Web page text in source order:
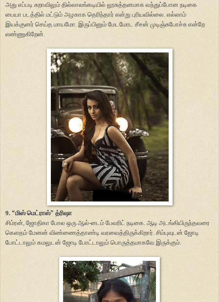
அது எப்படி சுறாவிலும் தில்லாலங்கடியில் லூசுத்தனமாக வந்துப்போன நடிகை
பையா படத்தில் மட்டும் அழகாக தெரிந்தார் என்று புரியவில்லை. எல்லாம்
இயக்குனர் செய்த மாயமோ. இருப்பினும் மேடமோட சீசன் முடிஞ்சுபோச்சு என்றே
எண்ணுகிறேன்.
9. “மிஸ் மெட்ராஸ்” த்ரிஷா
சிம்ரன், ஜோதிகா போல ஒரு ஆல்-டைம் பேவரிட் நடிகை. ஆடி அடங்கியிருந்தவரை
கெளதம் மேனன் விண்ணைத்தாண்டி வரவைத்திருக்கிறார். சிம்புவுடன் ஜோடி
போட்டாலும் கமலுடன் ஜோடி போட்டாலும் பொருத்தமாகவே இருக்கும்.